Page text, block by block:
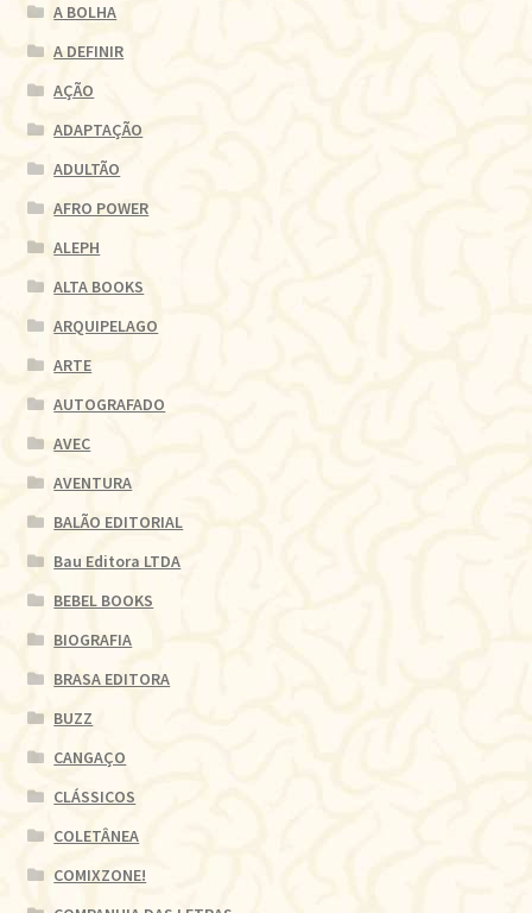
A BOLHA
A DEFINIR
AÇÃO
ADAPTAÇÃO
ADULTÃO
AFRO POWER
ALEPH
ALTA BOOKS
ARQUIPELAGO
ARTE
AUTOGRAFADO
AVEC
AVENTURA
BALÃO EDITORIAL
Bau Editora LTDA
BEBEL BOOKS
BIOGRAFIA
BRASA EDITORA
BUZZ
CANGAÇO
CLÁSSICOS
COLETÂNEA
COMIXZONE!